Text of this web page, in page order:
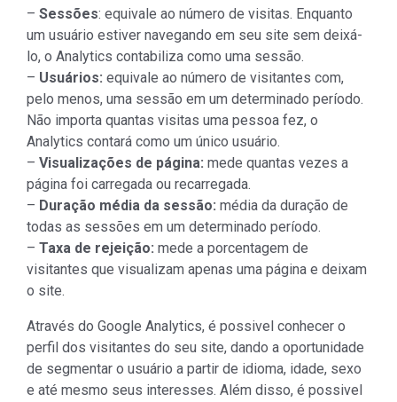
– Sessões: equivale ao número de visitas. Enquanto
um usuário estiver navegando em seu site sem deixá-
lo, o Analytics contabiliza como uma sessão.
– Usuários: equivale ao número de visitantes com,
pelo menos, uma sessão em um determinado período.
Não importa quantas visitas uma pessoa fez, o
Analytics contará como um único usuário.
– Visualizações de página: mede quantas vezes a
página foi carregada ou recarregada.
– Duração média da sessão: média da duração de
todas as sessões em um determinado período.
– Taxa de rejeição: mede a porcentagem de
visitantes que visualizam apenas uma página e deixam
o site.
Através do Google Analytics, é possivel conhecer o
perfil dos visitantes do seu site, dando a oportunidade
de segmentar o usuário a partir de idioma, idade, sexo
e até mesmo seus interesses. Além disso, é possivel